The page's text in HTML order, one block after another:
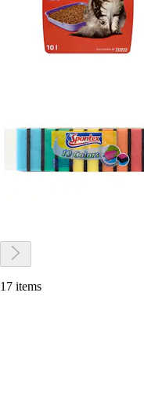
17 items